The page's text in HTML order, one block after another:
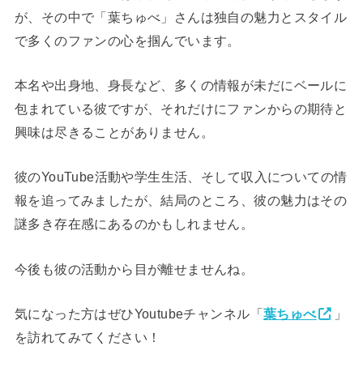
が、その中で「葉ちゅべ」さんは独自の魅力とスタイル
で多くのファンの心を掴んでいます。
本名や出身地、身長など、多くの情報が未だにベールに
包まれている彼ですが、それだけにファンからの期待と
興味は尽きることがありません。
彼のYouTube活動や学生生活、そして収入についての情
報を追ってみましたが、結局のところ、彼の魅力はその
謎多き存在感にあるのかもしれません。
今後も彼の活動から目が離せませんね。
気になった方はぜひYoutubeチャンネル「葉ちゅべ
」
を訪れてみてください！